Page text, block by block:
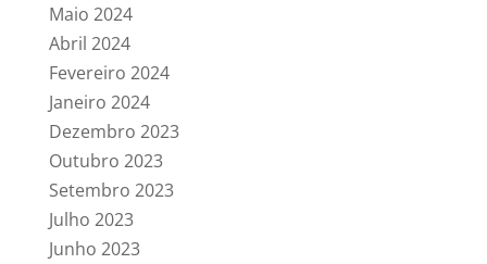
Maio 2024
Abril 2024
Fevereiro 2024
Janeiro 2024
Dezembro 2023
Outubro 2023
Setembro 2023
Julho 2023
Junho 2023